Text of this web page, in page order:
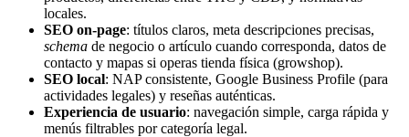
locales.
SEO on-page: títulos claros, meta descripciones precisas,
schema de negocio o artículo cuando corresponda, datos de
contacto y mapas si operas tienda física (growshop).
SEO local: NAP consistente, Google Business Profile (para
actividades legales) y reseñas auténticas.
Experiencia de usuario: navegación simple, carga rápida y
menús filtrables por categoría legal.